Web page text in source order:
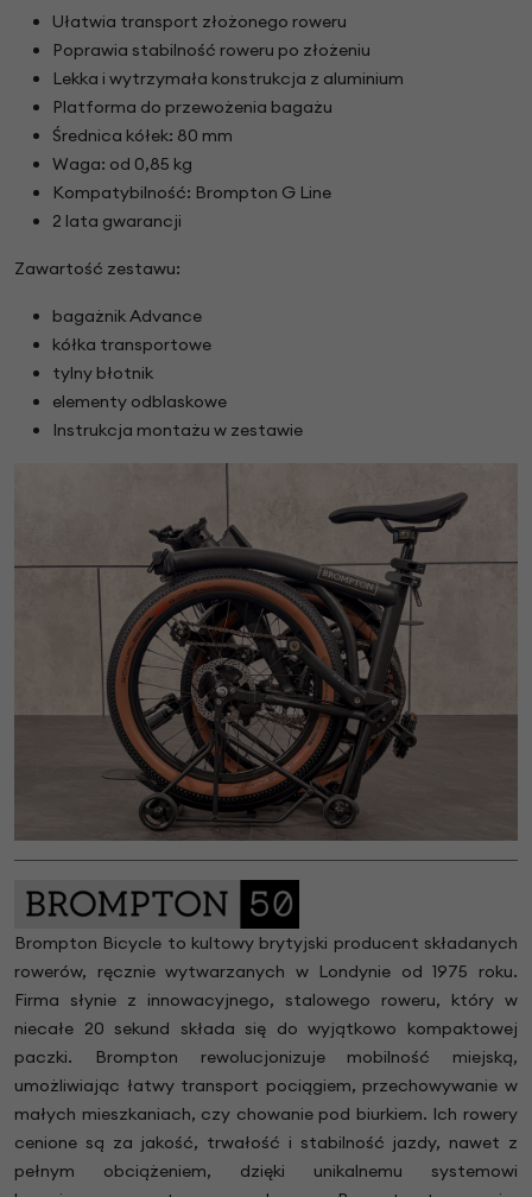
Ułatwia transport złożonego roweru
Poprawia stabilność roweru po złożeniu
Lekka i wytrzymała konstrukcja z aluminium
Platforma do przewożenia bagażu
Średnica kółek: 80 mm
Waga: od 0,85 kg
Kompatybilność: Brompton G Line
2 lata gwarancji
Zawartość zestawu:
bagażnik Advance
kółka transportowe
tylny błotnik
elementy odblaskowe
Instrukcja montażu w zestawie
Brompton Bicycle to kultowy brytyjski producent składanych
rowerów, ręcznie wytwarzanych w Londynie od 1975 roku.
Firma słynie z innowacyjnego, stalowego roweru, który w
niecałe 20 sekund składa się do wyjątkowo kompaktowej
paczki. Brompton rewolucjonizuje mobilność miejską,
umożliwiając łatwy transport pociągiem, przechowywanie w
małych mieszkaniach, czy chowanie pod biurkiem. Ich rowery
cenione są za jakość, trwałość i stabilność jazdy, nawet z
pełnym obciążeniem, dzięki unikalnemu systemowi